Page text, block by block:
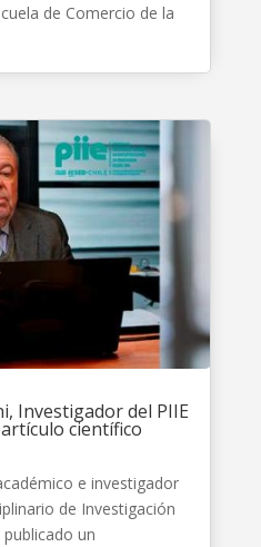
de Comercio de la
Investigador del PIIE
científico
e investigador
de Investigación
publicado un